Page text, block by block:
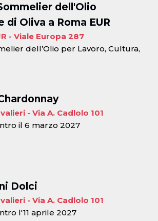
dell'Olio
di Oliva a Roma EUR
- Viale Europa 287
dell’Olio per Lavoro, Cultura,
- Via A. Cadlolo 101
il 6 marzo 2027
Dolci
- Via A. Cadlolo 101
l'11 aprile 2027